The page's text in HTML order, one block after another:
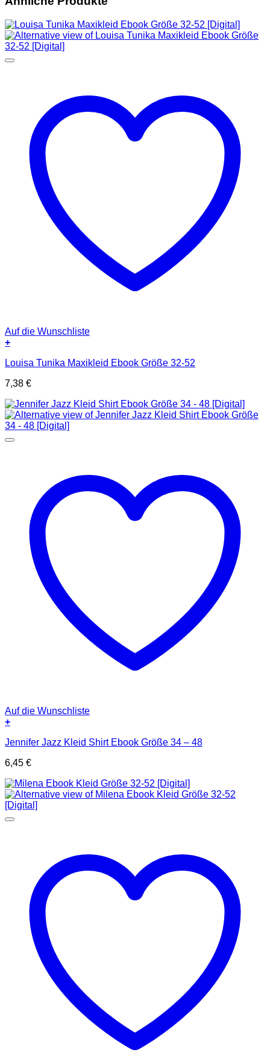
Auf die Wunschliste
+
Louisa Tunika Maxikleid Ebook Größe 32-52
7,38 €
Auf die Wunschliste
+
Jennifer Jazz Kleid Shirt Ebook Größe 34 – 48
6,45 €